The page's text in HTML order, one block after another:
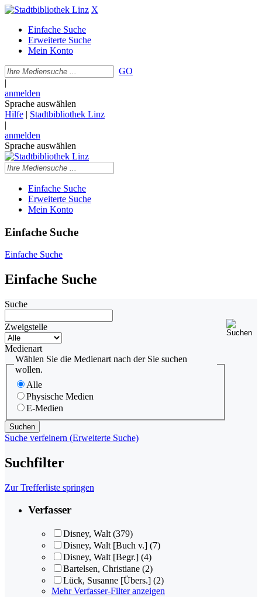
X
Einfache Suche
Erweiterte Suche
Mein Konto
GO
|
anmelden
Sprache auswählen
Hilfe | Stadtbibliothek Linz
|
anmelden
Sprache auswählen
Einfache Suche
Erweiterte Suche
Mein Konto
Einfache Suche
Einfache Suche
Einfache Suche
Suche
Zweigstelle
Medienart
Wählen Sie die Medienart nach der Sie suchen
wollen.
Alle
Physische Medien
E-Medien
Suche verfeinern (Erweiterte Suche)
Suchfilter
Zur Trefferliste springen
Verfasser
Disney, Walt (379)
Disney, Walt [Buch v.] (7)
Disney, Walt [Begr.] (4)
Bartelsen, Christiane (2)
Lück, Susanne [Übers.] (2)
Mehr Verfasser-Filter anzeigen